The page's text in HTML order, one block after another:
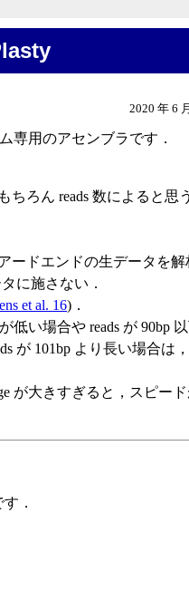
2020 年 6
専用のアセンブラです．
ちろん reads 数によると思
ードエンドの生データを解
に施さない．
et al. 16)．
低い場合や reads が 90bp
が 101bp より長い場合は
が大きすぎると，スピー
．